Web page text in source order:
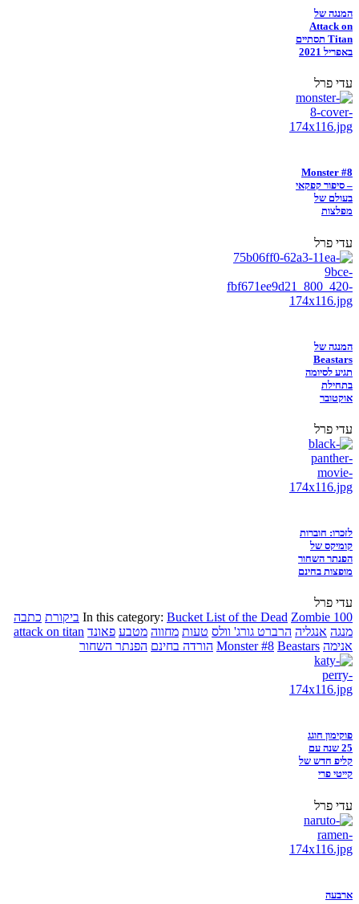
המנגה של
Attack on
Titan תסתיים
באפריל 2021
עדי פרל
Monster #8
– סיפור קפקאי
בעולם של
מפלצות
עדי פרל
המנגה של
Beastars
תגיע לסיומה
בתחילת
אוקטובר
עדי פרל
לזכרו: חוברות
קומיקס של
הפנתר השחור
מופצות בחינם
עדי פרל
In this category: Bucket List of the Dead Zombie 100 ביקורת כתבה
מנגה אנגליה הרברט גורג' וולס טעות מחווה מטבע פאונד attack on titan
אנימה
Monster #8 Beastars הורדה בחינם הפנתר השחור
פוקימון חוגג
25 שנה עם
קליפ חדש של
קייטי פרי
עדי פרל
ארבעה